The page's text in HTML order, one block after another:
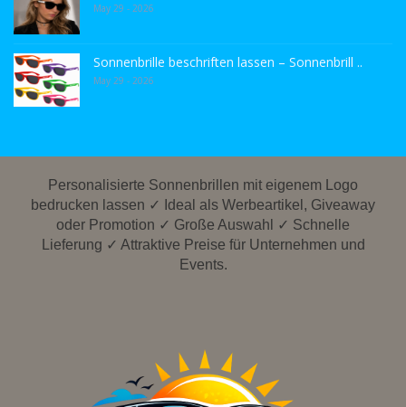
May 29 - 2026
Sonnenbrille beschriften lassen – Sonnenbrill ..
May 29 - 2026
Personalisierte Sonnenbrillen mit eigenem Logo
bedrucken lassen ✓ Ideal als Werbeartikel, Giveaway
oder Promotion ✓ Große Auswahl ✓ Schnelle
Lieferung ✓ Attraktive Preise für Unternehmen und
Events.